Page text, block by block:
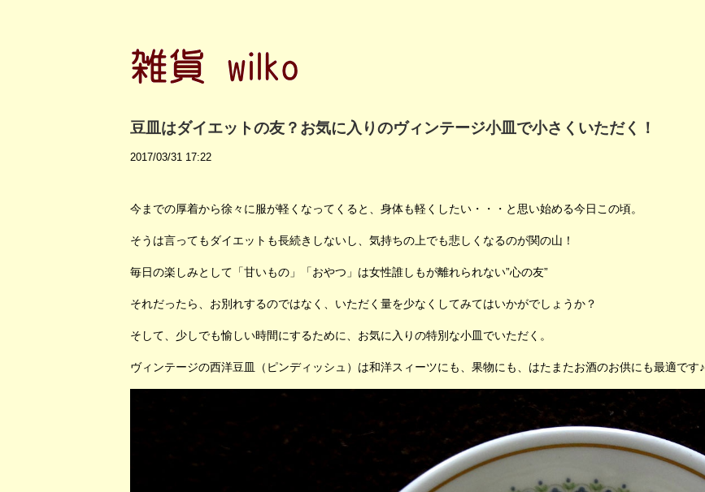
豆皿はダイエットの友？お気に入りのヴィンテージ小皿で小さくいただく！
2017/03/31 17:22
今までの厚着から徐々に服が軽くなってくると、身体も軽くしたい・・・と思い始める今日この頃。
そうは言ってもダイエットも長続きしないし、気持ちの上でも悲しくなるのが関の山！
毎日の楽しみとして「甘いもの」「おやつ」は女性誰しもが離れられない”心の友”
それだったら、お別れするのではなく、いただく量を少なくしてみてはいかがでしょうか？
そして、少しでも愉しい時間にするために、お気に入りの特別な小皿でいただく。
ヴィンテージの西洋豆皿（ピンディッシュ）は和洋スィーツにも、果物にも、はたまたお酒のお供にも最適です♪